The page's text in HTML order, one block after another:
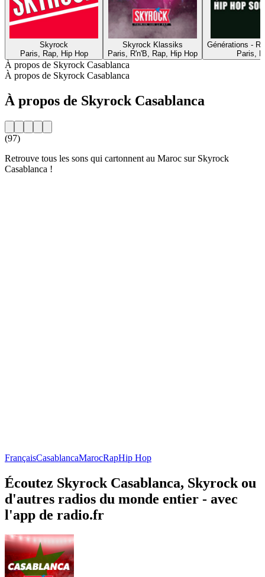
Skyrock
Paris, Rap, Hip Hop
Skyrock Klassiks
Paris, R'n'B, Rap, Hip Hop
Générations -
Paris,
À propos de Skyrock Casablanca
À propos de Skyrock Casablanca
À propos de Skyrock Casablanca
(97)
Retrouve tous les sons qui cartonnent au Maroc sur Skyrock
Casablanca !
FrançaisCasablancaMarocRapHip Hop
Écoutez Skyrock Casablanca, Skyrock ou
d'autres radios du monde entier - avec
l'app de radio.fr